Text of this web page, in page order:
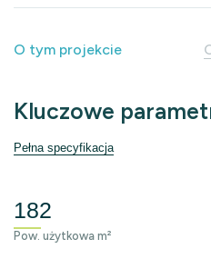
O tym projekcie
Kluczowe
Pełna specyfikacja
182
Pow. użytkowa m²